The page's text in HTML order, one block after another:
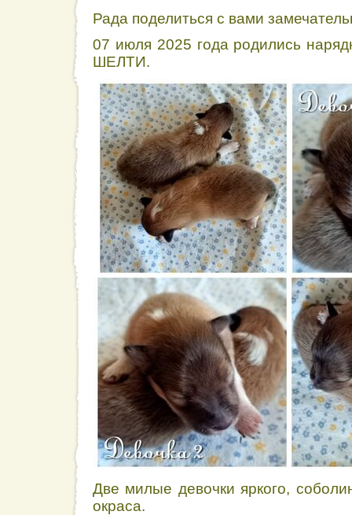
Рада поделиться с вами
07 июля 2025 года родились
ШЕЛТИ.
Две милые девочки яркого,
окраса.